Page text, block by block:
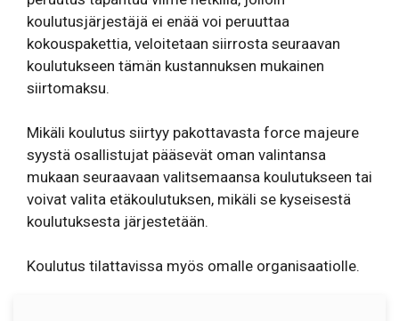
koulutusjärjestäjä ei enää voi peruuttaa
kokouspakettia, veloitetaan siirrosta seuraavan
koulutukseen tämän kustannuksen mukainen
siirtomaksu.
Mikäli koulutus siirtyy pakottavasta force majeure
syystä osallistujat pääsevät oman valintansa
mukaan seuraavaan valitsemaansa koulutukseen tai
voivat valita etäkoulutuksen, mikäli se kyseisestä
koulutuksesta järjestetään.
Koulutus tilattavissa myös omalle organisaatiolle.